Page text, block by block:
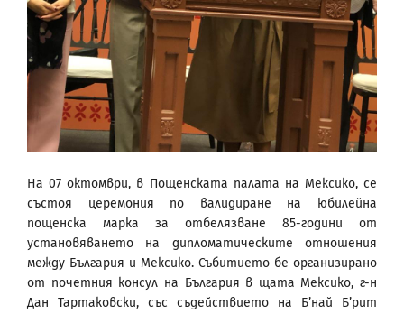
На 07 октомври, в Пощенската палата на Мексико, се
състоя церемония по валидиране на юбилейна
пощенска марка за отбелязване 85-години от
установяването на дипломатическите отношения
между България и Мексико. Събитието бе организирано
от почетния консул на България в щата Мексико, г-н
Дан Тартаковски, със съдействието на Б’най Б’рит